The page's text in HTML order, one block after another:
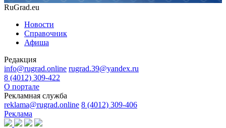
RuGrad.eu
Новости
Справочник
Афиша
Редакция
info@rugrad.online rugrad.39@yandex.ru
8 (4012) 309-422
О портале
Рекламная служба
reklama@rugrad.online 8 (4012) 309-406
Реклама